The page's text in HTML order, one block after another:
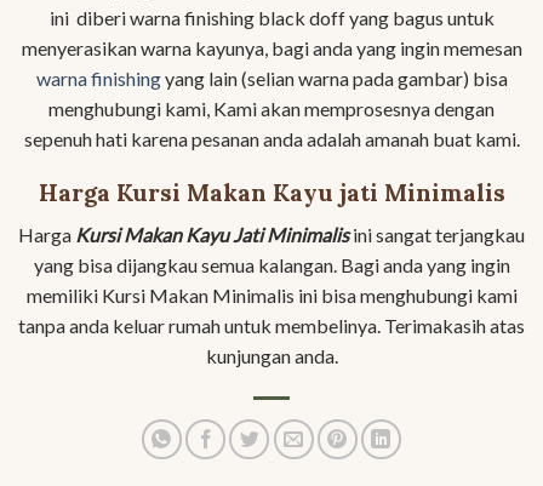
ini diberi warna finishing black doff yang bagus untuk
menyerasikan warna kayunya, bagi anda yang ingin memesan
warna finishingyang lain (selian warna pada gambar) bisa
menghubungi kami, Kami akan memprosesnya dengan
sepenuh hati karena pesanan anda adalah amanah buat kami.
Harga Kursi Makan Kayu jati Minimalis
Harga Kursi Makan Kayu Jati Minimalisini sangat terjangkau
yang bisa dijangkau semua kalangan. Bagi anda yang ingin
memiliki Kursi Makan Minimalis ini bisa menghubungi kami
tanpa anda keluar rumah untuk membelinya. Terimakasih atas
kunjungan anda.